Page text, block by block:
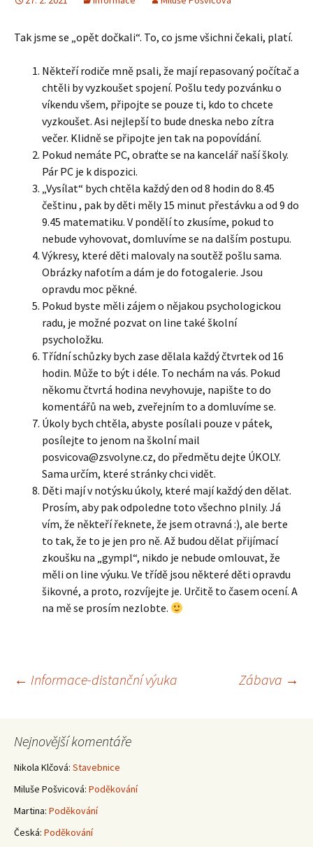
Tak jsme se „opět dočkali“. To, co jsme všichni čekali, platí.
Někteří rodiče mně psali, že mají repasovaný počítač a
chtěli by vyzkoušet spojení. Pošlu tedy pozvánku o
víkendu všem, připojte se pouze ti, kdo to chcete
vyzkoušet. Asi nejlepší to bude dneska nebo zítra
večer. Klidně se připojte jen tak na popovídání.
Pokud nemáte PC, obraťte se na kancelář naší školy.
Pár PC je k dispozici.
„Vysílat“ bych chtěla každý den od 8 hodin do 8.45
češtinu , pak by děti měly 15 minut přestávku a od 9 do
9.45 matematiku. V pondělí to zkusíme, pokud to
nebude vyhovovat, domluvíme se na dalším postupu.
Výkresy, které děti malovaly na soutěž pošlu sama.
Obrázky nafotím a dám je do fotogalerie. Jsou
opravdu moc pěkné.
Pokud byste měli zájem o nějakou psychologickou
radu, je možné pozvat on line také školní
psycholožku.
Třídní schůzky bych zase dělala každý čtvrtek od 16
hodin. Může to být i déle. To nechám na vás. Pokud
někomu čtvrtá hodina nevyhovuje, napište to do
komentářů na web, zveřejním to a domluvíme se.
Úkoly bych chtěla, abyste posílali pouze v pátek,
posílejte to jenom na školní mail
posvicova@zsvolyne.cz, do předmětu dejte ÚKOLY.
Sama určím, které stránky chci vidět.
Děti mají v notýsku úkoly, které mají každý den dělat.
Prosím, aby pak odpoledne toto všechno plnily. Já
vím, že někteří řeknete, že jsem otravná :), ale berte
to tak, že to je jen pro ně. Až budou dělat přijímací
zkoušku na „gympl“, nikdo je nebude omlouvat, že
měli on line výuku. Ve třídě jsou některé děti opravdu
šikovné, a proto, rozvíjejte je. Určitě to časem ocení. A
na mě se prosím nezlobte.
Navigace
pro
příspěvky
← Informace-distanční výuka Zábava →
Nejnovější komentáře
Nikola Klčová: Stavebnice
Miluše Pošvicová: Poděkování
Martina: Poděkování
Česká: Poděkování